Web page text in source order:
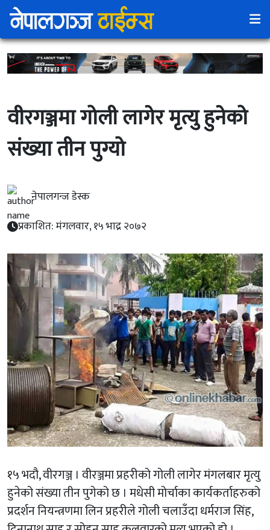
वीरगञ्जमा गोली लागेर मृत्यु हुनेको
संख्या तीन पुग्यो
नेपालगन्ज डेस्क
प्रकाशित: मंगलवार, १५ भाद्र २०७२
१५ भदौ, वीरगञ्ज । वीरञ्जमा प्रहरीको गोली लागेर मंगलबार मृत्यु
हुनेको संख्या तीन पुगेको छ । मधेसी मोर्चाका कार्यकर्ताहरुको
प्रदर्शन नियन्त्रणमा लिन प्रहरीले गोली चलाउँदा धर्मराज सिंह,